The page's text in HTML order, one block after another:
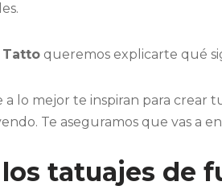
Tatto queremos explicarte qué
a lo mejor te inspiran para
Te aseguramos que vas a
tatuajes de